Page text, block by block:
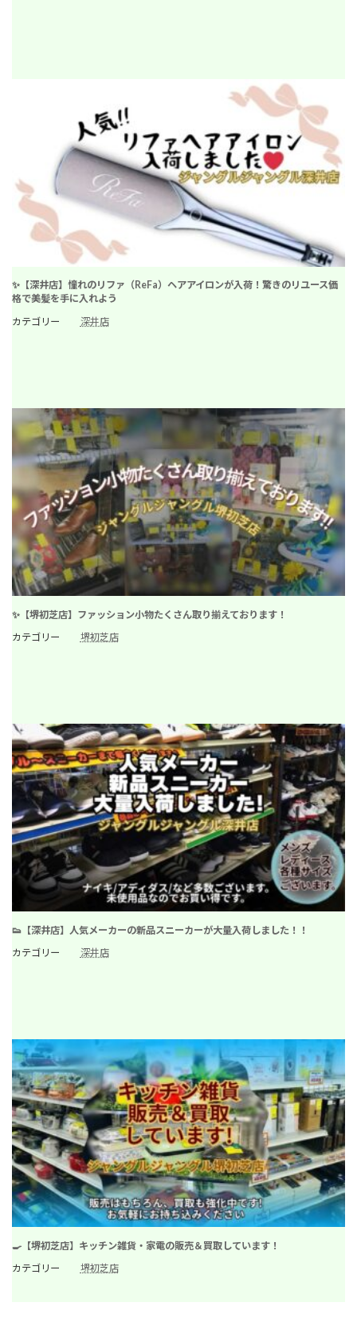
✨【深井店】憧れのリファ（ReFa）ヘアアイロンが入荷！驚きのリユース価
格で美髪を手に入れよう
カテゴリー
深井店
✨【堺初芝店】ファッション小物たくさん取り揃えております！
カテゴリー
堺初芝店
👟【深井店】人気メーカーの新品スニーカーが大量入荷しました！！
カテゴリー
深井店
🍳【堺初芝店】キッチン雑貨・家電の販売＆買取しています！
カテゴリー
堺初芝店